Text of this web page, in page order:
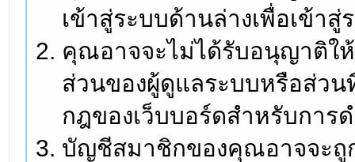
เข้าสู่ระบบด้านล่างเพื่อเข้า
คุณอาจจะไม่ได้รับอนุญาติใ
ส่วนของผู้ดูแลระบบหรือส่ว
กฎของเว็บบอร์ดสำหรับการ
บัญชีสมาชิกของคุณอาจจะถู